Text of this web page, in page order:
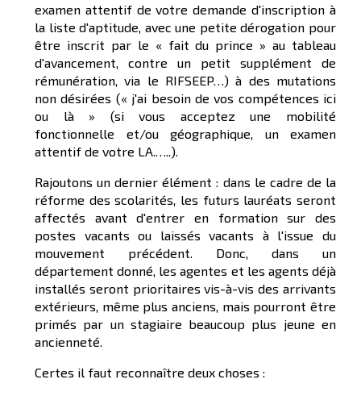
examen attentif de votre demande d'inscription à
la liste d'aptitude, avec une petite dérogation pour
être inscrit par le « fait du prince » au tableau
d'avancement, contre un petit supplément de
rémunération, via le RIFSEEP…) à des mutations
non désirées (« j'ai besoin de vos compétences ici
ou là » (si vous acceptez une mobilité
fonctionnelle et/ou géographique, un examen
attentif de votre LA.…..).
Rajoutons un dernier élément : dans le cadre de la
réforme des scolarités, les futurs lauréats seront
affectés avant d'entrer en formation sur des
postes vacants ou laissés vacants à l'issue du
mouvement précédent. Donc, dans un
département donné, les agentes et les agents déjà
installés seront prioritaires vis-à-vis des arrivants
extérieurs, même plus anciens, mais pourront être
primés par un stagiaire beaucoup plus jeune en
ancienneté.
Certes il faut reconnaître deux choses :